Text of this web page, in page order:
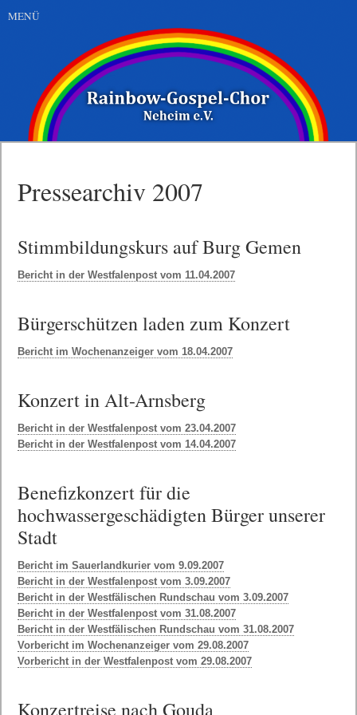
MENÜ
Pressearchiv 2007
Stimmbildungskurs auf Burg Gemen
Bericht in der Westfalenpost vom 11.04.2007
Bürgerschützen laden zum Konzert
Bericht im Wochenanzeiger vom 18.04.2007
Konzert in Alt-Arnsberg
Bericht in der Westfalenpost vom 23.04.2007
Bericht in der Westfalenpost vom 14.04.2007
Benefizkonzert für die
hochwassergeschädigten Bürger unserer
Stadt
Bericht im Sauerlandkurier vom 9.09.2007
Bericht in der Westfalenpost vom 3.09.2007
Bericht in der Westfälischen Rundschau vom 3.09.2007
Bericht in der Westfalenpost vom 31.08.2007
Bericht in der Westfälischen Rundschau vom 31.08.2007
Vorbericht im Wochenanzeiger vom 29.08.2007
Vorbericht in der Westfalenpost vom 29.08.2007
Konzertreise nach Gouda